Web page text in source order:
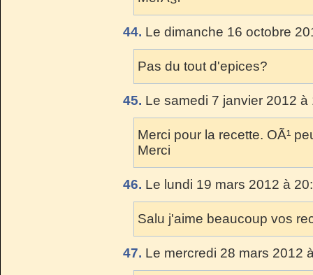
44. Le dimanche 16 octobre
Pas du tout d'epices?
45. Le samedi 7 janvier 2012
Merci pour la recette. OÃ¹
Merci
46. Le lundi 19 mars 2012 à
Salu j'aime beaucoup vos
47. Le mercredi 28 mars 2012